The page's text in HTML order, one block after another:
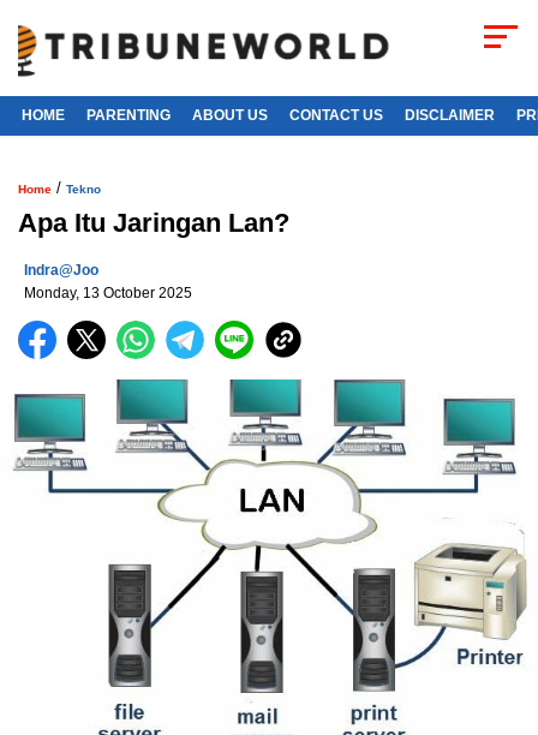
HOME PARENTING ABOUT US CONTACT US DISCLAIMER
Home / Tekno
Apa Itu Jaringan Lan?
Indra@joo
Monday, 13 October 2025